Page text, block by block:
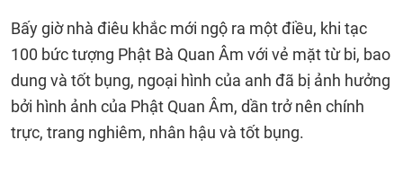
Bấy giờ nhà điêu khắc mới ngộ ra một điều, khi tạc
100 bức tượng Phật Bà Quan Âm với vẻ mặt từ bi, bao
dung và tốt bụng, ngoại hình của anh đã bị ảnh hưởng
bởi hình ảnh của Phật Quan Âm, dần trở nên chính
trực, trang nghiêm, nhân hậu và tốt bụng.